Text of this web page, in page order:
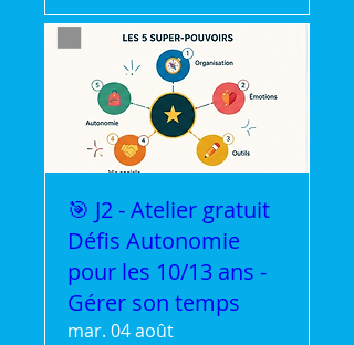
🎯 J2 - Atelier gratuit
Défis Autonomie
pour les 10/13 ans -
Gérer son temps
mar. 04 août